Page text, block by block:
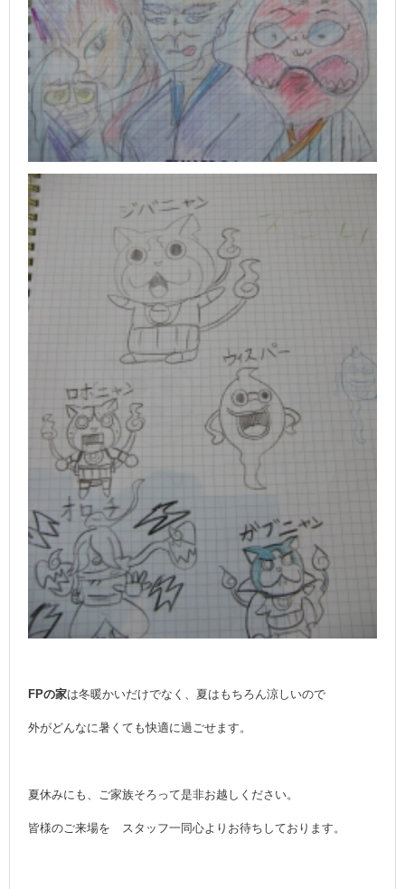
FPの家は冬暖かいだけでなく、夏はもちろん涼しいので
外がどんなに暑くても快適に過ごせます。
夏休みにも、ご家族そろって是非お越しください。
皆様のご来場を スタッフ一同心よりお待ちしております。